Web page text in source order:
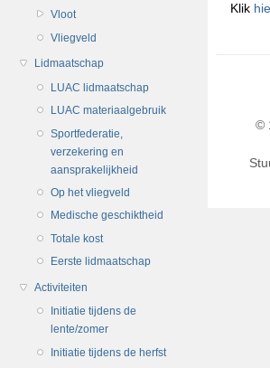
Vloot
Vliegveld
Lidmaatschap
LUAC lidmaatschap
LUAC materiaalgebruik
Sportfederatie,
verzekering en
aansprakelijkheid
Op het vliegveld
Medische geschiktheid
Totale kost
Eerste lidmaatschap
Activiteiten
Initiatie tijdens de
lente/zomer
Initiatie tijdens de herfst
Klik
©